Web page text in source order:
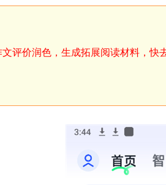
评价润色，生成拓展阅读材料，快